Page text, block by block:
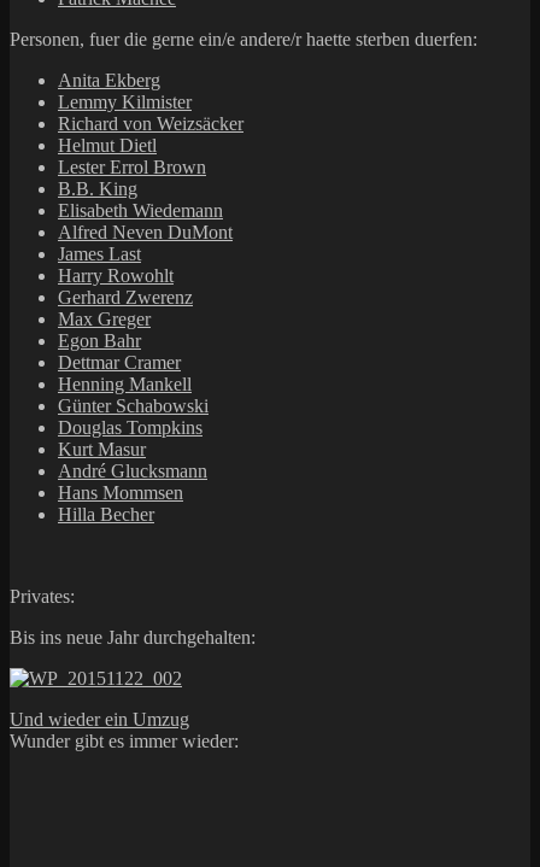
Personen, fuer die gerne ein/e andere/r haette sterben duerfen:
Anita Ekberg
Lemmy Kilmister
Richard von Weizsäcker
Helmut Dietl
Lester Errol Brown
B.B. King
Elisabeth Wiedemann
Alfred Neven DuMont
James Last
Harry Rowohlt
Gerhard Zwerenz
Max Greger
Egon Bahr
Dettmar Cramer
Henning Mankell
Günter Schabowski
Douglas Tompkins
Kurt Masur
André Glucksmann
Hans Mommsen
Hilla Becher
Privates:
Bis ins neue Jahr durchgehalten:
Und wieder ein Umzug
Wunder gibt es immer wieder: